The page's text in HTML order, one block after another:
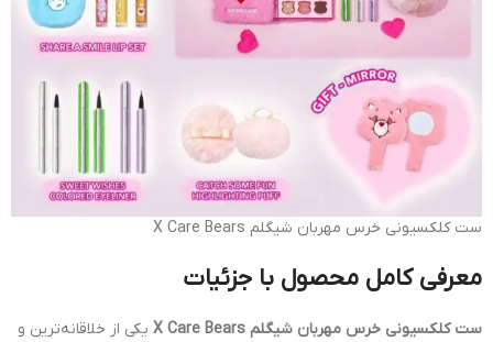
ست کلکسیونی خرس مهربان شیگلم X Care Bears
معرفی کامل محصول با جزئیات
ست کلکسیونی خرس مهربان شیگلم X Care Bears
یکی از خلاقانه‌ترین و